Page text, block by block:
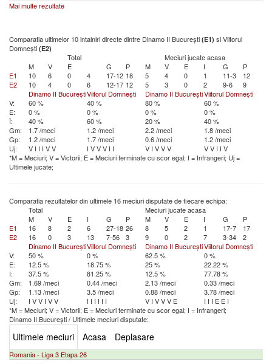
Mai multe rezultate
Comparatia ultimelor 10 intalniri directe dintre Dinamo II București (E1) si Viitorul
Domnești (E2)
Total
Meciuri jucate acasa
M
V E G P M V E I G
P
E1
10 6 0 4 17-12 18 5 4 0 1 11-3
12
E2
10 4 0 6 12-17 12 5 3 0 2 9-6
9
Dinamo II BucureștiViitorul Domnești Dinamo II BucureștiViitorul Domnești
V:
60 % 40 % 80 %
60 %
E:
0 % 0 % 0 %
0 %
Î:
40 % 60 % 20 %
40 %
Gm:
1.7 /meci 1.2 /meci 2.2 /meci
1.8 /meci
Gp:
1.2 /meci 1.7 /meci 0.6 /meci
1.2 /meci
Uj:
V I I I VV I VVV I I V I VVV VV I I V
*M = Meciuri; V = Victorii; E = Meciuri terminate cu scor egal; I = Infrangeri; Uj =
Ultimele jucate;
Comparatia rezultatelor din ultimele 16 meciuri disputate de fiecare echipa:
Total
Meciuri jucate acasa
M
V E I G P M V E I G
P
E1
16 8 2 6 27-18 26 8 5 2 1 17-7
17
E2
16 0 3 13 7-56 3 9 0 2 7 3-34
2
Dinamo II BucureștiViitorul Domnești Dinamo II BucureștiViitorul Domnești
V:
50 % 0 % 62.5 %
0 %
E:
12.5 % 18.75 % 25 %
22.22 %
I:
37.5 % 81.25 % 12.5 %
77.78 %
Gm:
1.69 /meci 0.44 /meci 2.13 /meci
0.33 /meci
Gp:
1.13 /meci 3.5 /meci 0.88 /meci
3.78 /meci
Uj:
I VV I VV I I I I I I V I VVV E I I I E E I
*M = Meciuri; V = Victorii; E = Meciuri terminate cu scor egal; I = Infrangeri;
Dinamo II București/ Ultimele meciuri disputate:
Ultimele meciuri Acasa Deplasare
Romania - Liga 3 Etapa 26